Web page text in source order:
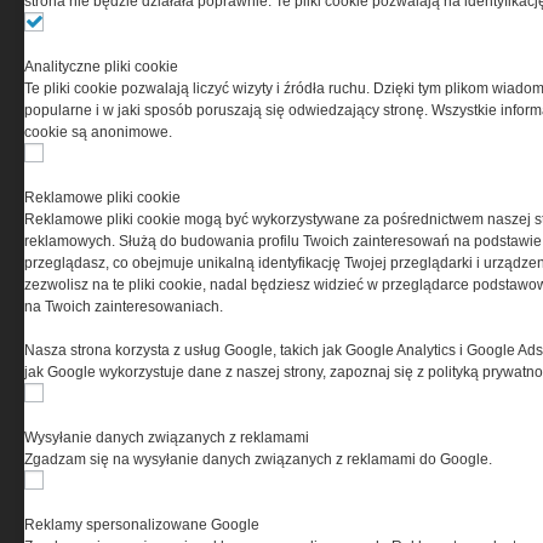
Ta witryna wykorzystuje pliki cookies do przechowywania
informacji na Twoim komputerze. Pliki cookies stosujemy
w celu świadczenia usług na najwyższym poziomie,
w tym w sposób dostosowany do indywidualnych potrzeb.
cookies oznacza, że będą one zamieszczane w Twoim
urządzeniu końcowym. W każdym momencie możesz
dokonać zmiany ustawień przeglądarki dotyczących
serwisu prosimy o zapoznanie się z naszą
prywatności
oraz informacją o cookies
Analityczne pliki cookie
Te pliki cookie pozwalają liczyć wizyty i źródła ruchu. Dzięki tym plikom
popularne i w jaki sposób poruszają się odwiedzający stronę. Wszystkie
cookie są anonimowe.
Reklamowe pliki cookie
Reklamowe pliki cookie mogą być wykorzystywane za pośrednictwem naszej
reklamowych. Służą do budowania profilu Twoich zainteresowań na
przeglądasz, co obejmuje unikalną identyfikację Twojej przeglądarki i
zezwolisz na te pliki cookie, nadal będziesz widzieć w przeglądarce
na Twoich zainteresowaniach.
Nasza strona korzysta z usług Google, takich jak Google Analytics i Google
jak Google wykorzystuje dane z naszej strony, zapoznaj się z polityką
Wysyłanie danych związanych z reklamami
Zgadzam się na wysyłanie danych związanych z reklamami do Google.
Reklamy spersonalizowane Google